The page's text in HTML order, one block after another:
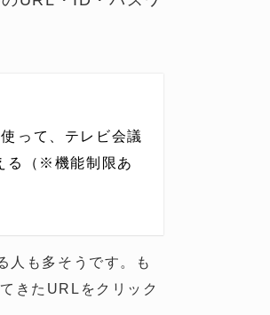
って、テレビ会議
る（※機能制限あ
人も多そうです。も
きたURLをクリック